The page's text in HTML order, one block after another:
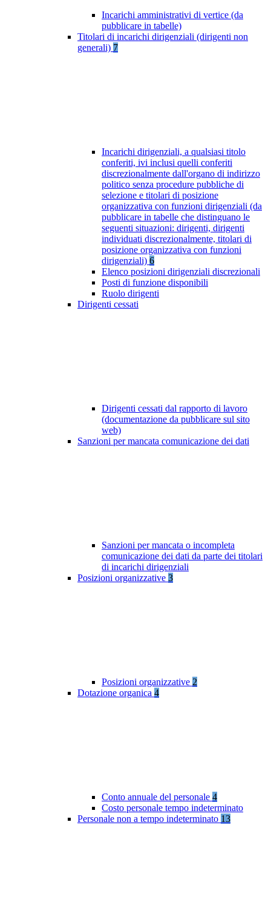
Incarichi amministrativi di vertice (da
pubblicare in tabelle)
Titolari di incarichi dirigenziali (dirigenti non
generali) 7
Incarichi dirigenziali, a qualsiasi titolo
conferiti, ivi inclusi quelli conferiti
discrezionalmente dall'organo di indirizzo
politico senza procedure pubbliche di
selezione e titolari di posizione
organizzativa con funzioni dirigenziali (da
pubblicare in tabelle che distinguano le
seguenti situazioni: dirigenti, dirigenti
individuati discrezionalmente, titolari di
posizione organizzativa con funzioni
dirigenziali) 6
Elenco posizioni dirigenziali discrezionali
Posti di funzione disponibili
Ruolo dirigenti
Dirigenti cessati
Dirigenti cessati dal rapporto di lavoro
(documentazione da pubblicare sul sito
web)
Sanzioni per mancata comunicazione dei dati
Sanzioni per mancata o incompleta
comunicazione dei dati da parte dei titolari
di incarichi dirigenziali
Posizioni organizzative 3
Posizioni organizzative 2
Dotazione organica 4
Conto annuale del personale 4
Costo personale tempo indeterminato
Personale non a tempo indeterminato 13